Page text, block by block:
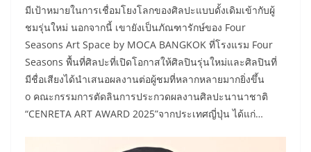
มีเป้าหมายในการเชื่อมโยงโลกของศิลปะแบบดั้งเดิมเข้ากับผู้
ชมรุ่นใหม่ นอกจากนี้ เขายังเป็นภัณฑารักษ์ของ Four
Seasons Art Space by MOCA BANGKOK ที่โรงแรม Four
Seasons พื้นที่ศิลปะที่เปิดโอกาสให้ศิลปินรุ่นใหม่และศิลปินที่
มีชื่อเสียงได้นำเสนอผลงานต่อผู้ชมที่หลากหลายมากยิ่งขึ้น
o คณะกรรมการตัดลินการประกวดผลงานศิลปะนานาชาติ
“CENRETA ART AWARD 2025”จากประเทศญี่ปุ่น ได้แก่…